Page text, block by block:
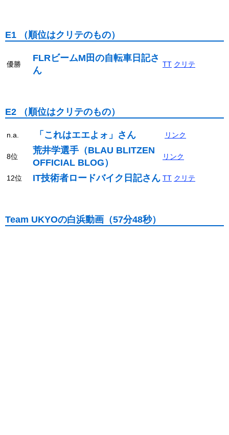
E1 （順位はクリテのもの）
優勝
FLRビームM田の自転車日記さ
ん
TT クリテ
E2 （順位はクリテのもの）
n.a. 「これはエエよォ」さん リンク
8位
荒井学選手（BLAU BLITZEN
OFFICIAL BLOG）
リンク
12位 IT技術者ロードバイク日記さん TT クリテ
Team UKYOの白浜動画（57分48秒）